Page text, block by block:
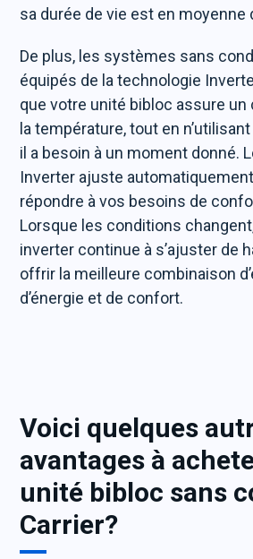
sa durée de vie est en moyenne
De plus, les systèmes sans
équipés de la technologie
que votre unité bibloc assure
la température, tout en
il a besoin à un moment donné.
Inverter ajuste
répondre à vos besoins de
Lorsque les conditions
inverter continue à s’ajuster de
offrir la meilleure combinaison
d’énergie et de confort.
Voici quelques
avantages à
unité bibloc sans
Carrier?